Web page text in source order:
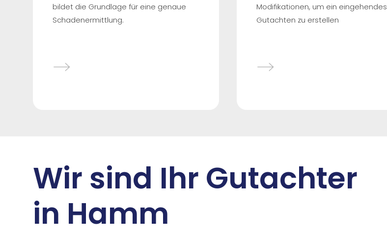
bildet die Grundlage für eine genaue
Schadenermittlung.
Modifikationen, um ein eingehendes
Gutachten zu erstellen
Wir sind Ihr Gutachter
in Hamm